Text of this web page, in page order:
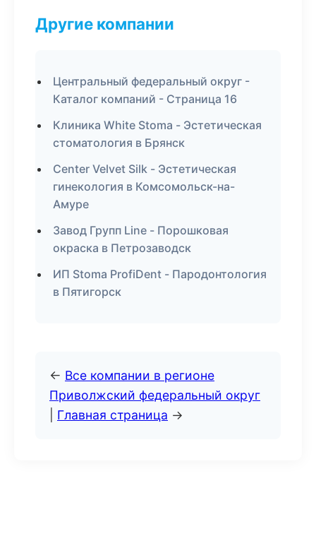
Другие компании
Центральный федеральный округ -
Каталог компаний - Страница 16
Клиника White Stoma - Эстетическая
стоматология в Брянск
Center Velvet Silk - Эстетическая
гинекология в Комсомольск-на-
Амуре
Завод Групп Line - Порошковая
окраска в Петрозаводск
ИП Stoma ProfiDent - Пародонтология
в Пятигорск
← Все компании в регионе
Приволжский федеральный округ
Главная страница →